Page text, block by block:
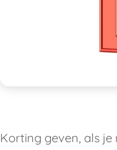
Korting geven, als